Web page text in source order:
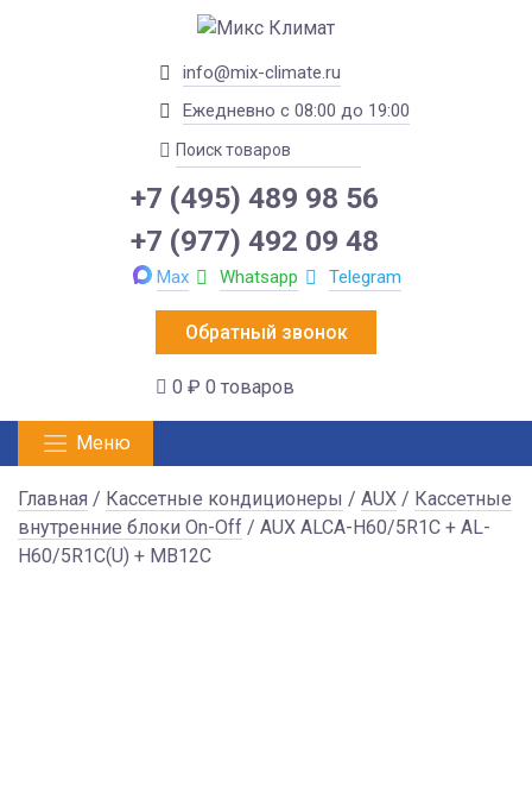
info@mix-climate.ru
Ежедневно с 08:00 до 19:00
+7 (495) 489 98 56
+7 (977) 492 09 48
Max Whatsapp Telegram
Обратный звонок
0 ₽ 0 товаров
Меню
Главная / Кассетные кондиционеры / AUX / Кассетные
внутренние блоки On-Off / AUX ALCA-H60/5R1C + AL-
H60/5R1C(U) + MB12C